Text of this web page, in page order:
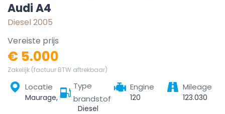
Audi A4
Diesel 2005
Vereiste prijs
€ 5.000
Zakelijk (factuur BTW aftrekbaar)
Locatie
Maurage, La Louvière, Hainaut, Wallonie, 7100, Belgique
Type
brandstof
Diesel
Engine
120
Mileage
123.030